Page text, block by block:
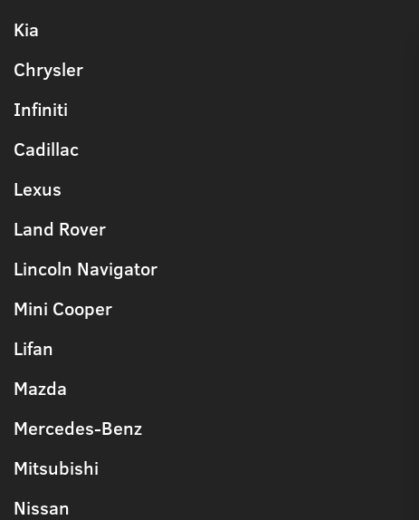
Kia
Chrysler
Infiniti
Cadillac
Lexus
Land Rover
Lincoln Navigator
Mini Cooper
Lifan
Mazda
Mercedes-Benz
Mitsubishi
Nissan